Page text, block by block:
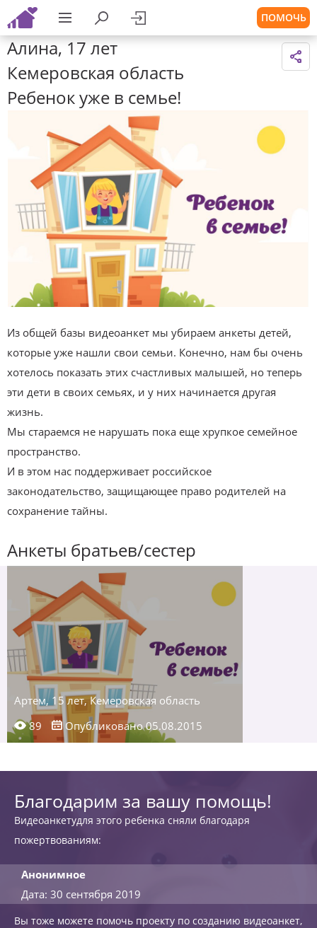
ПОМОЧЬ
Алина, 17 лет
Кемеровская область
Ребенок уже в семье!
Из общей базы видеоанкет мы убираем анкеты детей,
которые уже нашли свои семьи. Конечно, нам бы очень
хотелось показать этих счастливых малышей, но теперь
эти дети в своих семьях, и у них начинается другая
жизнь.
Мы стараемся не нарушать пока еще хрупкое семейное
пространство.
И в этом нас поддерживает российское
законодательство, защищающее право родителей на
сохранение тайны.
Анкеты братьев/сестер
Артем, 15 лет, Кемеровская область
89
Опубликовано 05.08.2015
Благодарим за вашу помощь!
Видеоанкетудля этого ребенка сняли благодаря
пожертвованиям:
Анонимное
Дата: 30 сентября 2019
Вы тоже можете помочь проекту по созданию видеоанкет,